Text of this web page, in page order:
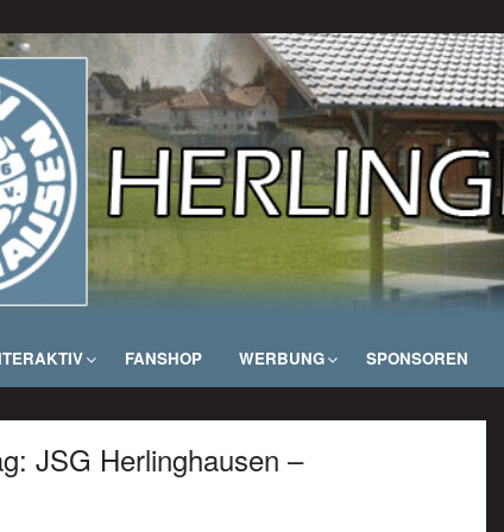
FANSHOP WERBUNG SPONSOREN
JSG Herlinghausen –